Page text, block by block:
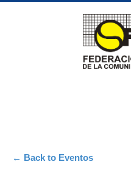
← Back to Eventos